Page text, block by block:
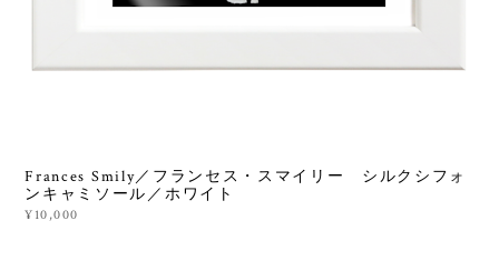
Frances Smily／フランセス・スマイリー シルクシフォ
ンキャミソール／ホワイト
¥10,000